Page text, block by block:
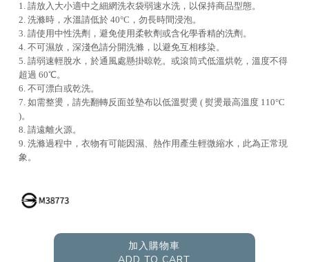
1. 請放入大小適中之細網洗衣袋弱速水洗，以保持商品型態。
2. 洗滌時，水溫請低於 40°C，勿長時間浸泡。
3. 請使用中性洗劑，避免使用柔軟劑或含化學香精的洗劑。
4. 不可濕放，深淺色請分開洗滌，以避免互相移染。
5. 請弱速輕脫水，於通風處懸掛晾乾。或滾筒式低溫烘乾，溫度不得
超過 60℃。
6. 不可漂白或乾洗。
7. 如需整燙，請先翻轉反面並墊布以低溫熨燙 ( 熨燙最高溫度 110°C
)。
8. 請遠離火源。
9. 洗滌過程中，衣物有可能因濕、熱作用產生輕微縮水，此為正常現
象。
加入購物車
ADD TO CART